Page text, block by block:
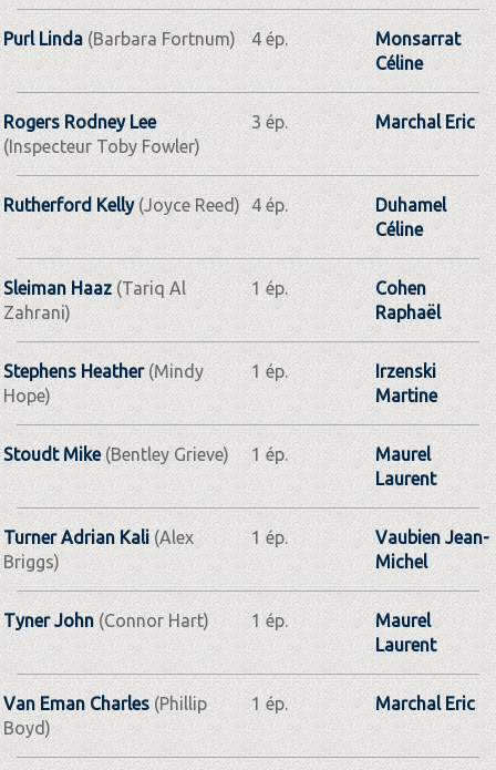
Purl Linda(Barbara Fortnum) 4 ép.
Monsarrat
Céline
Rogers Rodney Lee
(Inspecteur Toby Fowler)
3 ép. Marchal Eric
Rutherford Kelly(Joyce Reed) 4 ép.
Duhamel
Céline
Sleiman Haaz (Tariq Al
Zahrani)
1 ép.
Cohen
Raphaël
Stephens Heather(Mindy
Hope)
1 ép.
Irzenski
Martine
Stoudt Mike(Bentley Grieve) 1 ép.
Maurel
Laurent
Turner Adrian Kali(Alex
Briggs)
1 ép.
Vaubien Jean-
Michel
Tyner John(Connor Hart) 1 ép.
Maurel
Laurent
Van Eman Charles(Phillip
Boyd)
1 ép. Marchal Eric